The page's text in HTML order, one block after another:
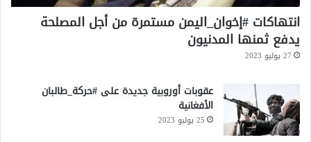
انتهاكات #إخوان_اليمن مستمرة من أجل المصلحة
يدفع ثمنها المدنيون
27 يوليو 2023
عقوبات أوروبية جديدة على #حركة_طالبان
الأفغانية
25 يوليو 2023